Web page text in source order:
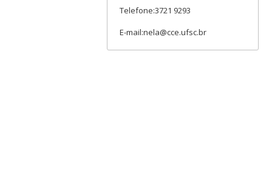
Telefone:3721 9293
E-mail:nela@cce.ufsc.br